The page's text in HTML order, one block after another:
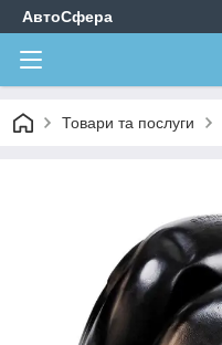
АвтоСфера
Товари та послуги